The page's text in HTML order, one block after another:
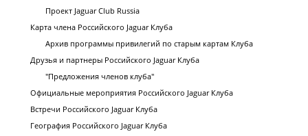
Проект Jaguar Club Russia
Карта члена Российского Jaguar Клуба
Архив программы привилегий по старым картам Клуба
Друзья и партнеры Российского Jaguar Клуба
"Предложения членов клуба"
Официальные мероприятия Российского Jaguar Клуба
Встречи Российского Jaguar Клуба
География Российского Jaguar Клуба